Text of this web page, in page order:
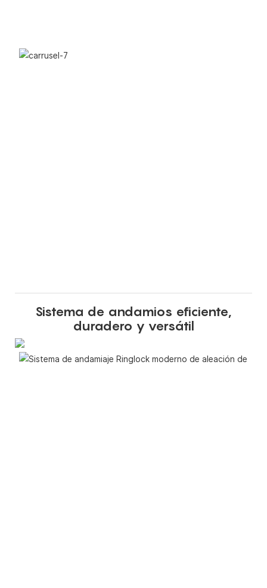
Sistema de andamios eficiente,
duradero y versátil